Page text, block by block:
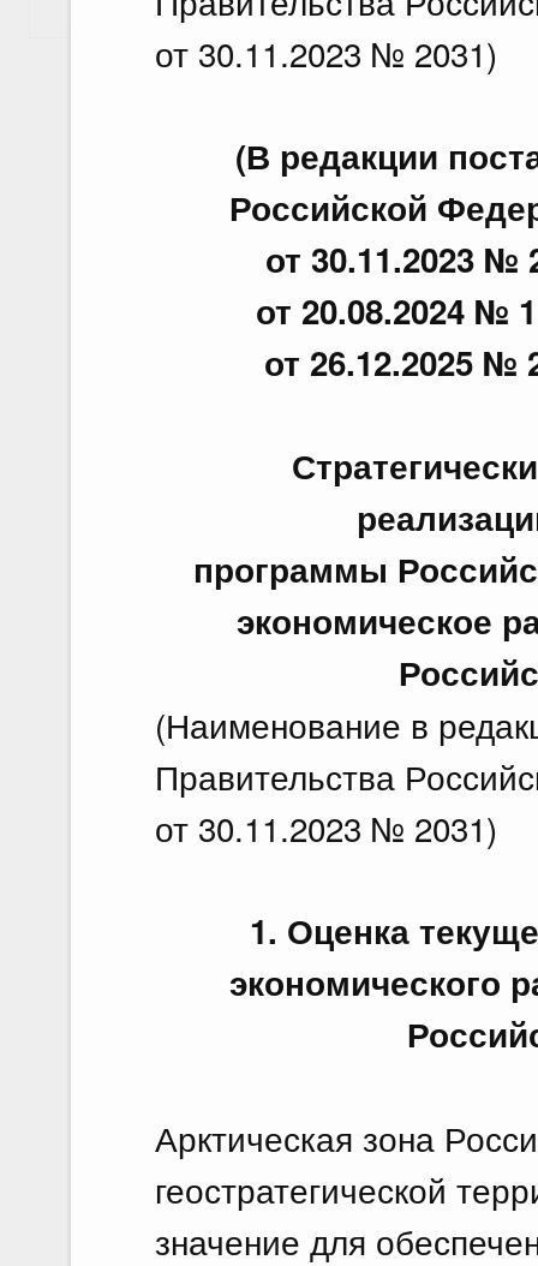
от 30.11.2023 № 2031)
(В редакции
Российской
от 30.11.2023 №
от 20.08.2024 №
от 26.12.2025 №
программы
экономическое
(Наименование в
Правительства
от 30.11.2023 № 2031)
1. Оценка
экономического
Арктическая зона
геостратегической
значение для
Показать еще